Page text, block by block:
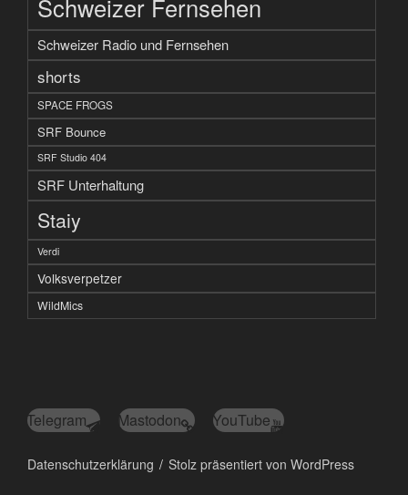
Schweizer Fernsehen
Schweizer Radio und Fernsehen
shorts
SPACE FROGS
SRF Bounce
SRF Studio 404
SRF Unterhaltung
Staiy
Verdi
Volksverpetzer
WildMics
Telegram Mastodon YouTube
Datenschutzerklärung Stolz präsentiert von WordPress